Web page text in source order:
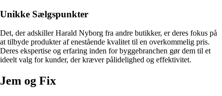
Unikke Sælgspunkter
Det, der adskiller Harald Nyborg fra andre butikker, er deres fokus på
at tilbyde produkter af enestående kvalitet til en overkommelig pris.
Deres ekspertise og erfaring inden for byggebranchen gør dem til et
ideelt valg for kunder, der kræver pålidelighed og effektivitet.
Jem og Fix